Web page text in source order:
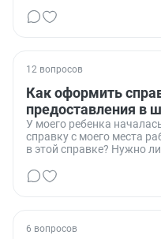
12 вопросов
Как оформить
предоставления в
У моего ребенка
справку с моего места
в этой справке? Нужно
6 вопросов